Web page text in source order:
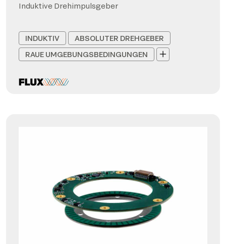
Induktive Drehimpulsgeber
INDUKTIV
ABSOLUTER DREHGEBER
RAUE UMGEBUNGSBEDINGUNGEN